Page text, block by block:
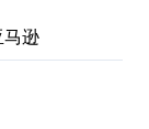
马逊